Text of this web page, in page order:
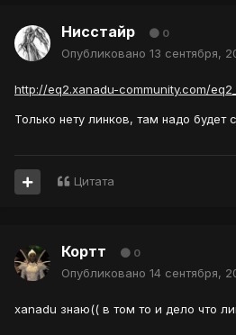
Нисстайр 0
Опубликовано 13 сентября,
http://eq2.xanadu-community.com/
Только нету линков, там надо будет
Цитата
Кортт 0
Опубликовано 14 сентября,
xanadu знаю(( в том то и дело что